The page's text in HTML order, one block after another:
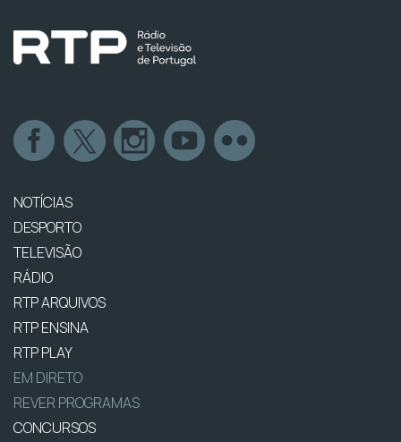
NOTÍCIAS
DESPORTO
TELEVISÃO
RÁDIO
RTP ARQUIVOS
RTP ENSINA
RTP PLAY
EM DIRETO
REVER PROGRAMAS
CONCURSOS